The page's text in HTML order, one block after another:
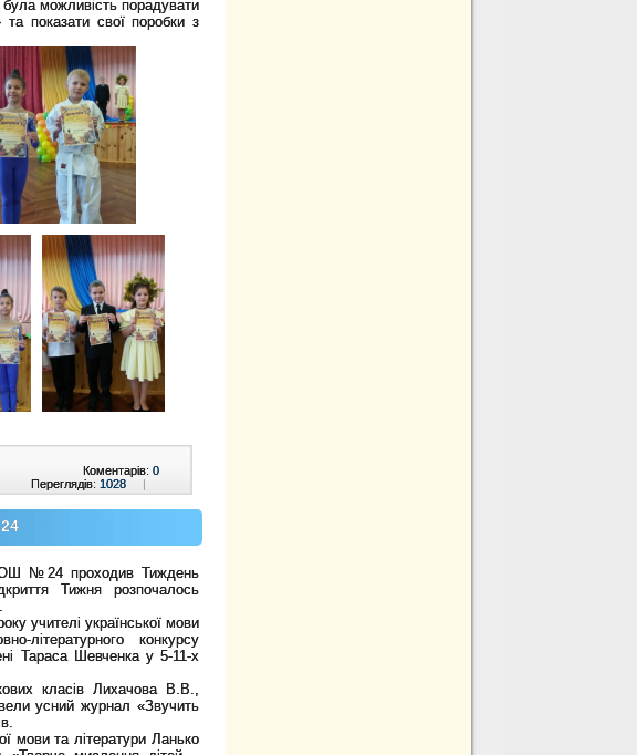
можливість порадувати
та показати свої поробки з
Коментарів: 0
Переглядів: 1028 |
№24 проходив Тиждень
Тижня розпочалось
учителі української мови
літературного конкурсу
Тараса Шевченка у 5-11-х
класів Лихачова В.В.,
усний журнал «Звучить
та літератури Ланько